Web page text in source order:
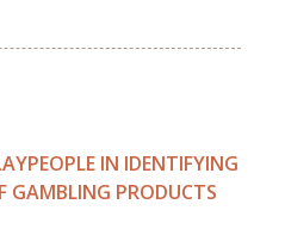
IN IDENTIFYING
GAMBLING PRODUCTS